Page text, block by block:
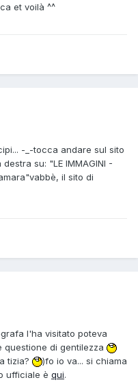
et voilà ^^
-_-tocca andare sul sito
su: "LE IMMAGINI -
il sito di
l'ha visitato poteva
questione di gentilezza
tizia?
)fo io va... si chiama
ufficiale è qui.